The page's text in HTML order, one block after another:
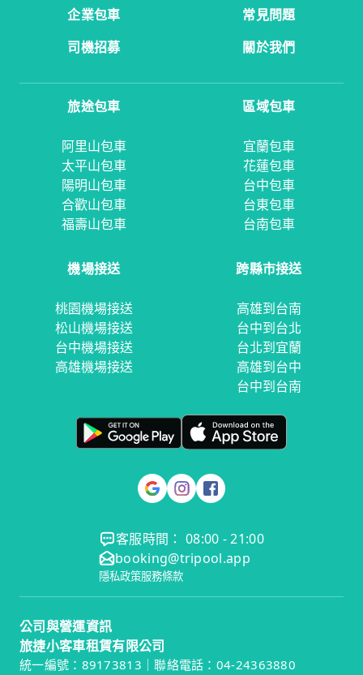
企業包車
常見問題
司機招募
關於我們
旅途包車
阿里山包車
太平山包車
陽明山包車
合歡山包車
福壽山包車
區域包車
宜蘭包車
花蓮包車
台中包車
台東包車
台南包車
機場接送
桃園機場接送
松山機場接送
台中機場接送
高雄機場接送
跨縣市接送
高雄到台南
台中到台北
台北到宜蘭
高雄到台中
台中到台南
客服時間： 08:00 - 21:00
booking@tripool.app
隱私政策服務條款
公司與營運資訊
旅捷小客車租賃有限公司
統一編號：89173813｜聯絡電話：04-24363880